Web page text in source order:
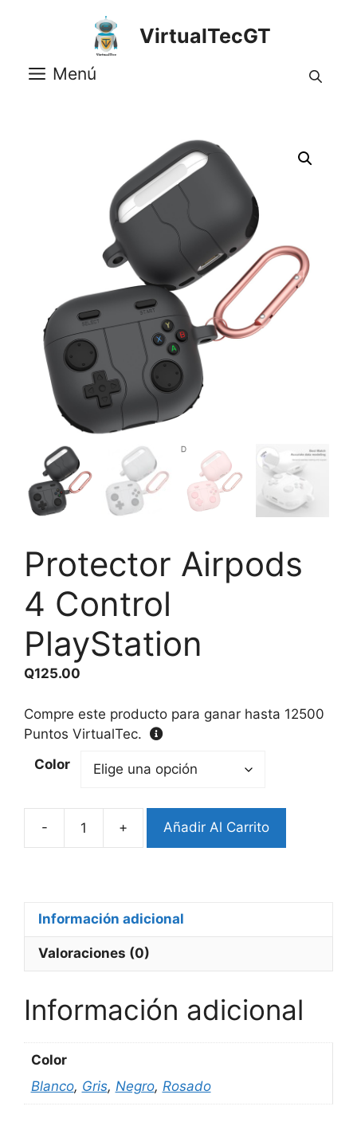
VirtualTecGT
Menú
Protector Airpods
4 Control
PlayStation
Q125.00
Compre este producto para ganar hasta 12500
Puntos VirtualTec.
Color
-
Protector
PlayStation
cantidad
+ Añadir Al Carrito
Información adicional
Valoraciones (0)
Información adicional
Color
Blanco, Gris, Negro, Rosado